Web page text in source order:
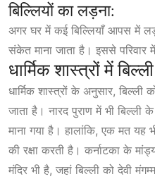
बिल्लियों का लड़ना:
अगर घर में कई बिल्लियाँ आपस में
संकेत माना जाता है। इससे परिवार
धार्मिक शास्त्रों में
धार्मिक शास्त्रों के अनुसार, बिल्ली
जाता है। नारद पुराण में भी बिल्ली
माना गया है। हालांकि, एक मत यह
की रक्षा करती है। कर्नाटका के
मंदिर भी है, जहां बिल्ली को देवी